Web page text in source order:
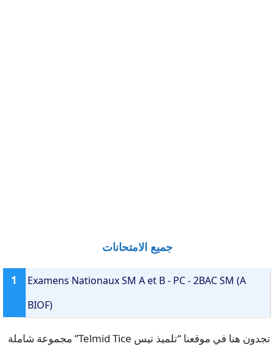
جميع الامتحانات
1
Examens Nationaux SM A et B - PC - 2BAC SM (A
BIOF)
تجدون هنا في موقعنا “تلميذ تيس Telmid Tice” مجموعة شاملة